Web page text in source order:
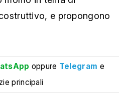
e propongono
oppure Telegram e
principali